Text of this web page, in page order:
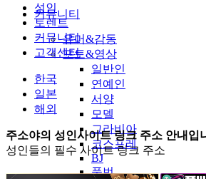
커뮤니티
유머&감동
포토&영상
일반인
연예인
서양
모델
그라비아
코스프레
BJ
품번
성인
토렌트
커뮤니티
고객센터
한국
일본
해외
주소야의 성인사이트 링크 주소 안내입
성인들의 필수 사이트 링크 주소